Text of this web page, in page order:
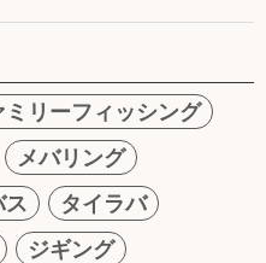
ミリーフィッシング
メバリング
タイラバ
ジギング